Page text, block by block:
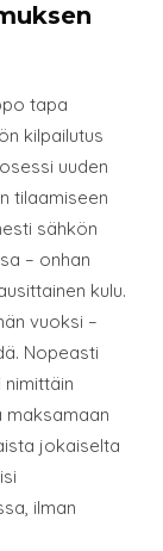
tapa
kilpailutus
uuden
tilaamiseen
sähkön
– onhan
kulu.
vuoksi –
Nopeasti
maksamaan
jokaiselta
ilman